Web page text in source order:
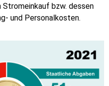
bzw. dessen
und Personalkosten.